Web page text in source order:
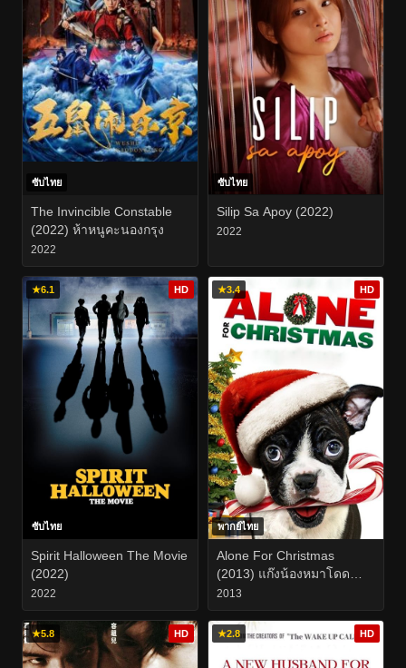
ซับไทย
The Invincible Constable
(2022) ห้าหนูคะนองกรุง
2022
ซับไทย
Silip Sa Apoy (2022)
2022
★6.1 HD
ซับไทย
Spirit Halloween The Movie
(2022)
2022
★3.4 HD
พากย์ไทย
Alone For Christmas
(2013) แก๊งน้องหมาโดด
เดี่ยวผู้น่ารัก
2013
★5.8 HD ★2.8 HD